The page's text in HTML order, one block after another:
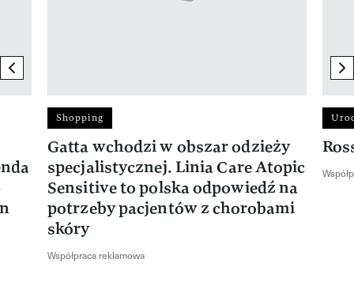
previous element
Shopping
Gatta wchodzi w obszar odzieży
specjalistycznej. Linia Care Atopic
Sensitive to polska odpowiedź na
potrzeby pacjentów z chorobami
skóry
Współpraca reklamowa